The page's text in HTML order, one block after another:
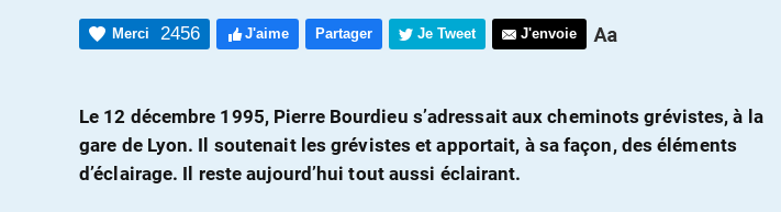
Merci 2456 J'aime Partager Je Tweet J'envoie
Le 12 décembre 1995, Pierre Bourdieu s’adressait aux cheminots grévistes, à la
gare de Lyon. Il soutenait les grévistes et apportait, à sa façon, des éléments
d’éclairage. Il reste aujourd’hui tout aussi éclairant.